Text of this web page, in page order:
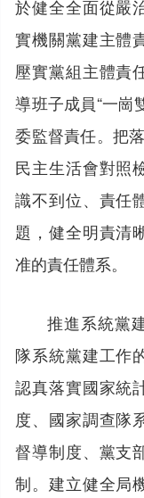
於健全全面從嚴
實機關黨建主體
壓實黨組主體責
導班子成員“一崗
委監督責任。把
民主生活會對照
識不到位、責任
題，健全明責清
准的責任體系。
推進系統黨
隊系統黨建工作
認真落實國家統
度、國家調查隊
督導制度、黨支
制。建立健全局